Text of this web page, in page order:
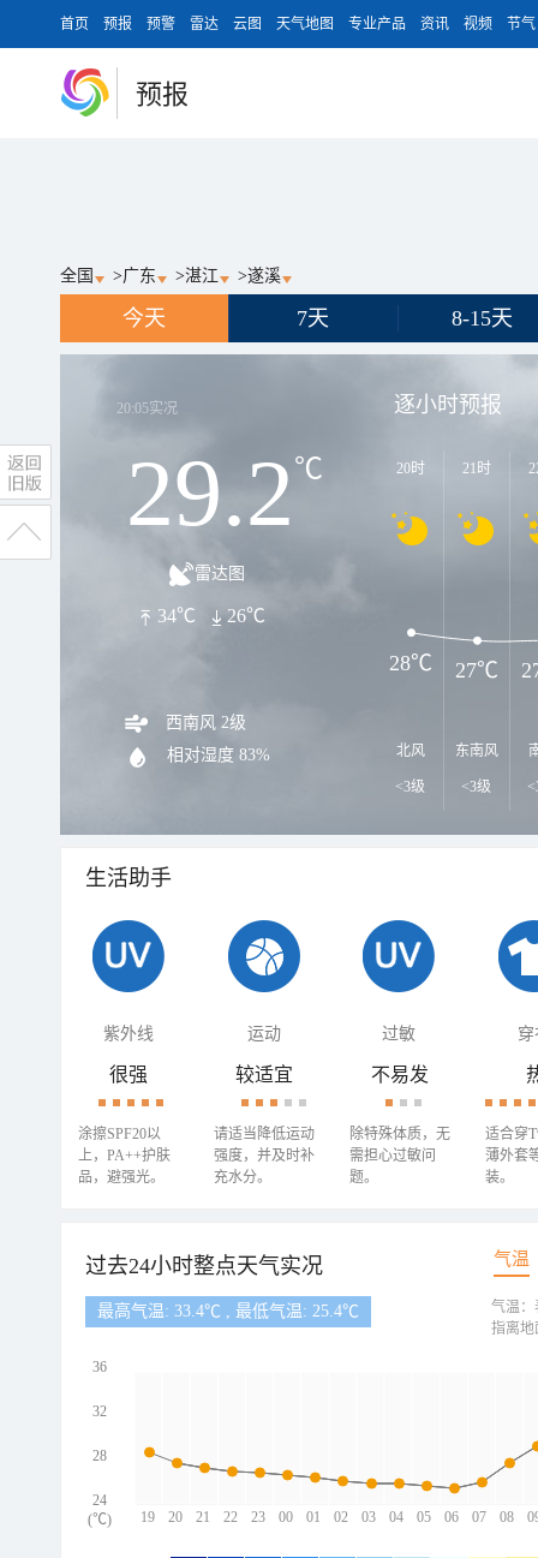
首页 预报 预警 雷达 云图 天气地图 专业产品 资讯 视频 节气
预报
全国 >广东 >湛江 >遂溪
今天 7天 8-15天
20:05实况
29.2℃
雷达图
34℃ 26℃
西南风 2级
相对湿度 83%
逐小时预报
20时
北风
<3级
21时
东南风
<3级
28℃ 27℃
生活助手
紫外线 运动 过敏 穿
很强
涂擦SPF20以
上，PA++护肤
品，避强光。
较适宜
请适当降低运动
强度，并及时补
充水分。
不易发
除特殊体质，无
需担心过敏问
题。
适合穿
薄外套
装。
过去24小时整点天气实况 气温
最高气温: 33.4℃ , 最低气温: 25.4℃
19 20 21 22 23 00 01 02 03 04 05 06 07 08
36
32
28
24
(℃)
气温：
指离地